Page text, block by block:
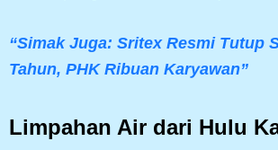
“Simak Juga: Sritex Resmi Tutup
Tahun, PHK Ribuan Karyawan”
Limpahan Air dari Hulu